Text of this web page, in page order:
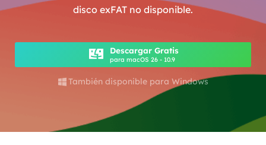
disco exFAT no disponible.
Descargar Gratis
para macOS 26 - 10.9
 También disponible para Windows